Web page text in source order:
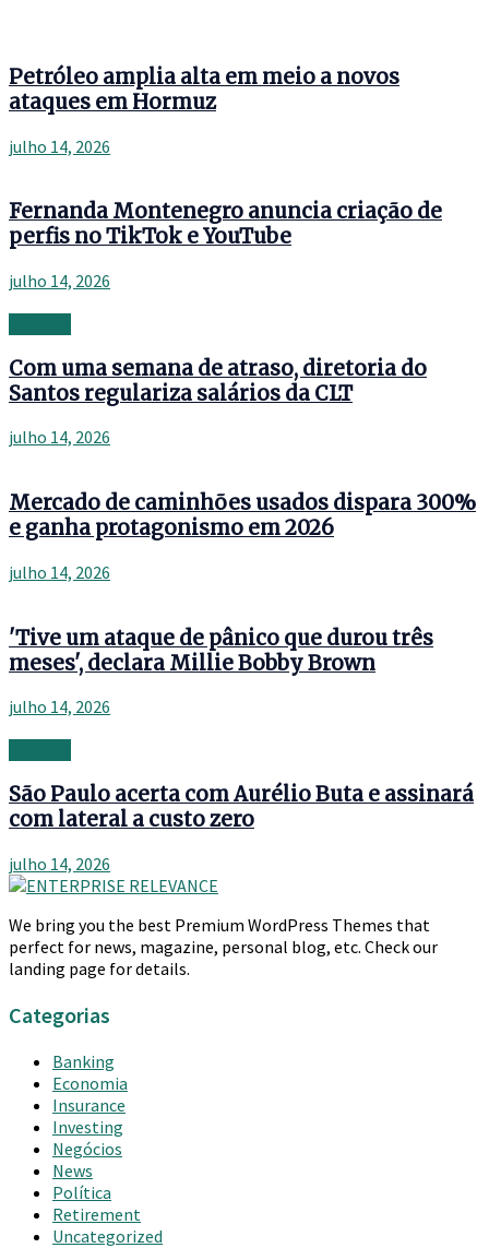
Petróleo amplia alta em meio a novos
ataques em Hormuz
julho 14, 2026
Fernanda Montenegro anuncia criação de
perfis no TikTok e YouTube
julho 14, 2026
Com uma semana de atraso, diretoria do
Santos regulariza salários da CLT
julho 14, 2026
Mercado de caminhões usados dispara 300%
e ganha protagonismo em 2026
julho 14, 2026
'Tive um ataque de pânico que durou três
meses', declara Millie Bobby Brown
julho 14, 2026
São Paulo acerta com Aurélio Buta e assinará
com lateral a custo zero
julho 14, 2026
We bring you the best Premium WordPress Themes that
perfect for news, magazine, personal blog, etc. Check our
landing page for details.
Categorias
Banking
Economia
Insurance
Investing
Negócios
News
Política
Retirement
Uncategorized